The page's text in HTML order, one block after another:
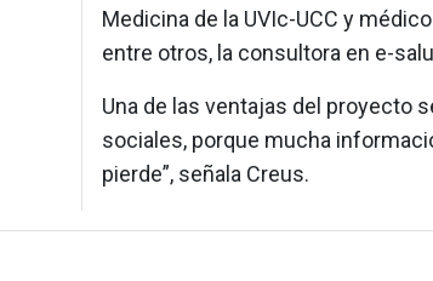
Medicina de la UVIc-UCC y
entre otros, la consultora en e-
Una de las ventajas del proyecto
sociales, porque mucha
pierde”, señala Creus.